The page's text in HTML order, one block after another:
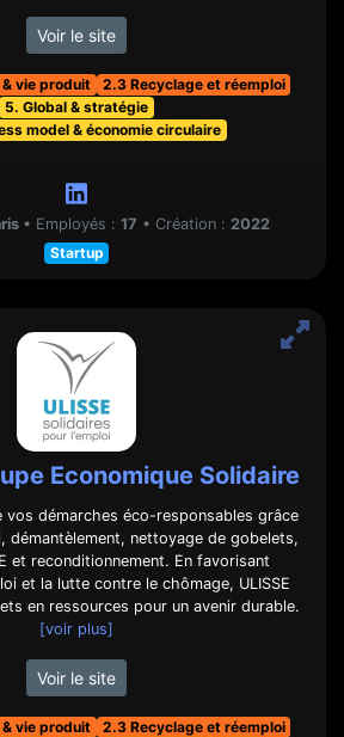
Voir le site
vie produit
2.3 Recyclage et réemploi
5. Global & stratégie
model & économie circulaire
• Employés : 17 • Création : 2022
Startup
Economique Solidaire
vos démarches éco-responsables grâce
démantèlement, nettoyage de gobelets,
et reconditionnement. En favorisant
et la lutte contre le chômage, ULISSE
en ressources pour un avenir durable.
[voir plus]
Voir le site
vie produit
2.3 Recyclage et réemploi